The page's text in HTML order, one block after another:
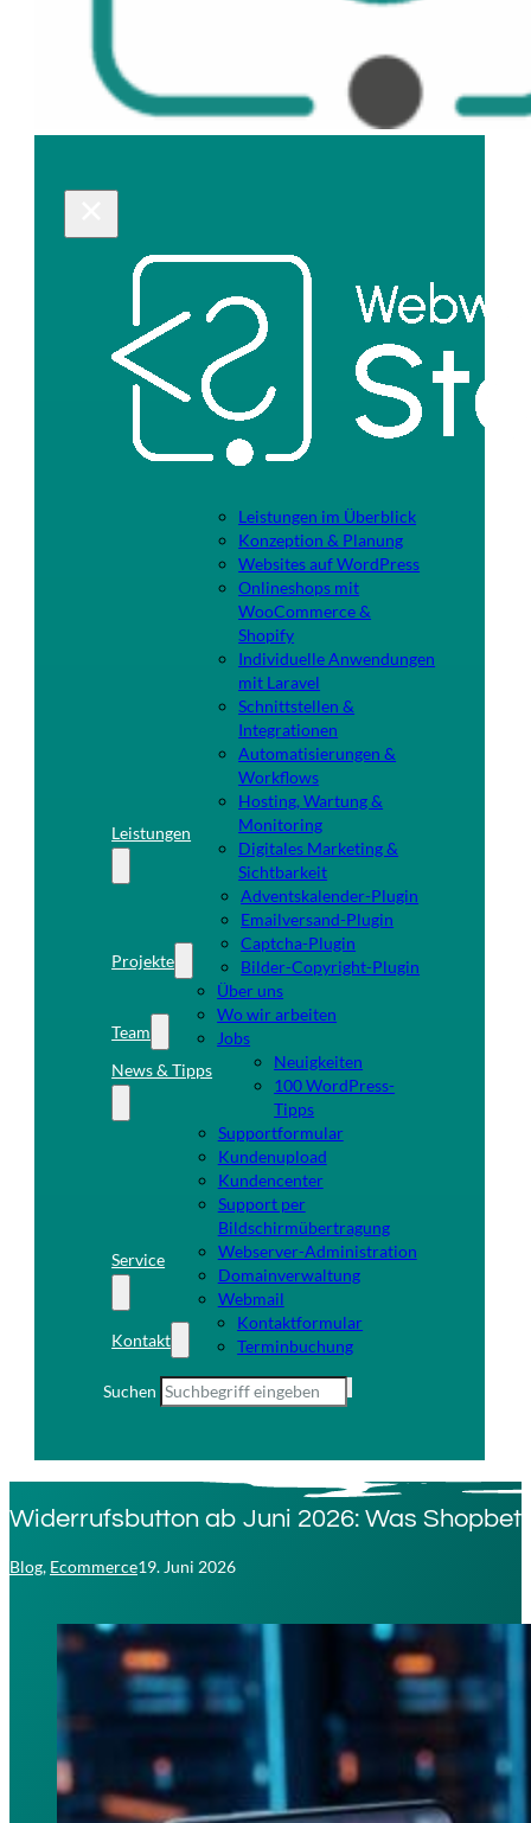
Leistungen
Leistungen im Überblick
Konzeption & Planung
Websites auf WordPress
Onlineshops mit
WooCommerce &
Shopify
Individuelle Anwendungen
mit Laravel
Schnittstellen &
Integrationen
Automatisierungen &
Workflows
Hosting, Wartung &
Monitoring
Digitales Marketing &
Sichtbarkeit
Projekte
Adventskalender-Plugin
Emailversand-Plugin
Captcha-Plugin
Bilder-Copyright-Plugin
Team
Über uns
Wo wir arbeiten
Jobs
News & Tipps
Neuigkeiten
100 WordPress-
Tipps
Service
Supportformular
Kundenupload
Kundencenter
Support per
Bildschirmübertragung
Webserver-Administration
Domainverwaltung
Webmail
Kontakt
Kontaktformular
Terminbuchung
Suchen
Widerrufsbutton ab Juni 2026: Was
Blog, Ecommerce19. Juni 2026